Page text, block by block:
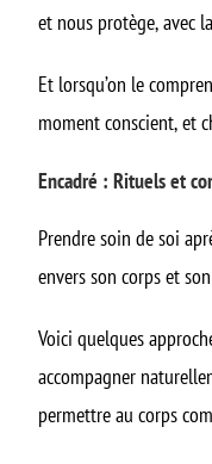
et nous protège, avec
Et lorsqu’on le
moment conscient, et
Encadré : Rituels et
Prendre soin de soi
envers son corps et
Voici quelques
accompagner
permettre au corps